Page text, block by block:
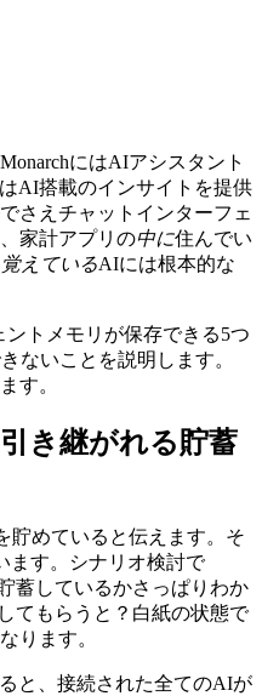
にはAIアシスタント
AI搭載のインサイトを提供
さえチャットインターフェ
家計アプリの中に住んでい
覚えているAIには根本的な
トメモリが保存できる5つ
ないことを説明します。
す。
き継がれる貯蓄
貯めていると伝えます。そ
ます。シナリオ検討で
蓄しているかさっぱりわか
てもらうと？白紙の状態で
ります。
と、接続された全てのAIが